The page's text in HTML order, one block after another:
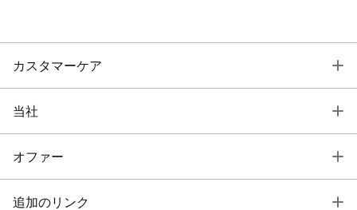
カスタマーケア
当社
オファー
追加のリンク